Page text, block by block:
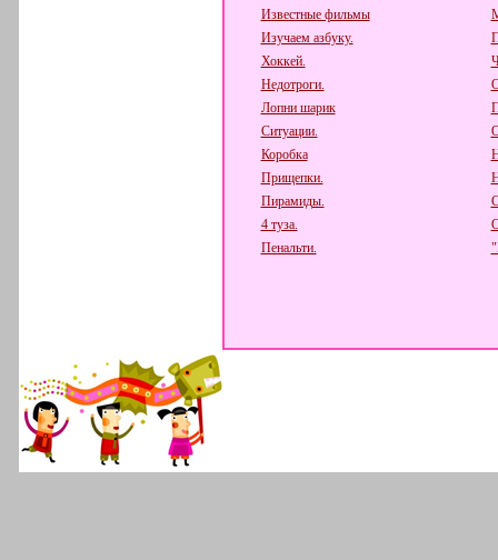
Известные фильмы
Изучаем азбуку.
Хоккей.
Недотроги.
Лопни шарик
Ситуации.
Коробка
Прищепки.
Пирамиды.
4 туза.
Пенальти.